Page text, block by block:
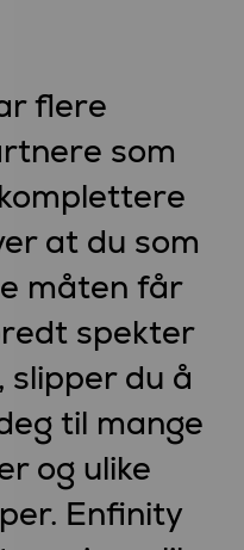
flere
som
at du som
måten får
spekter
slipper du å
til mange
og ulike
Enfinity